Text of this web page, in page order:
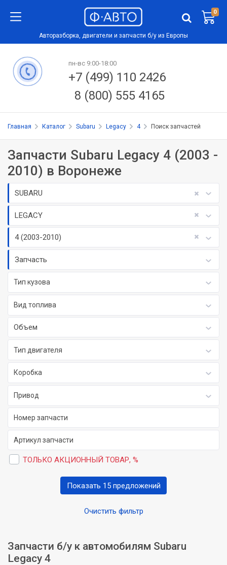
0
Авторазборка, двигатели и запчасти б/у из Европы
пн-вс 9:00-18:00
+7 (499) 110 2426
8 (800) 555 4165
Главная Каталог Subaru Legacy 4 Поиск запчастей
Запчасти Subaru Legacy 4 (2003 -
2010) в Воронеже
SUBARU
LEGACY
4 (2003-2010)
Запчасть
Тип кузова
Вид топлива
Объем
Тип двигателя
Коробка
Привод
ТОЛЬКО АКЦИОННЫЙ ТОВАР, %
Очистить фильтр
Показать 15 предложений
Запчасти б/у к автомобилям Subaru
Legacy 4